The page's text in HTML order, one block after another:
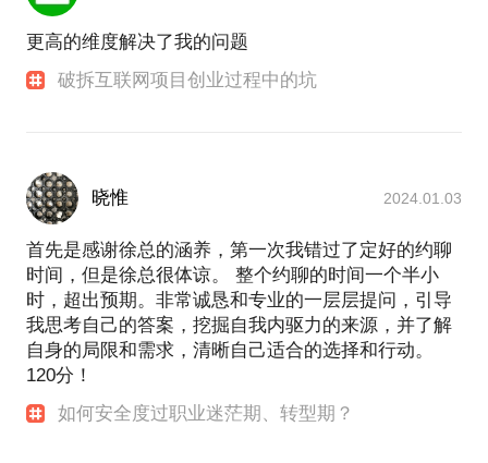
更高的维度解决了我的问题
破拆互联网项目创业过程中的坑
晓惟 2024.01.03
首先是感谢徐总的涵养，第一次我错过了定好的约聊
时间，但是徐总很体谅。 整个约聊的时间一个半小
时，超出预期。非常诚恳和专业的一层层提问，引导
我思考自己的答案，挖掘自我内驱力的来源，并了解
自身的局限和需求，清晰自己适合的选择和行动。
120分！
如何安全度过职业迷茫期、转型期？